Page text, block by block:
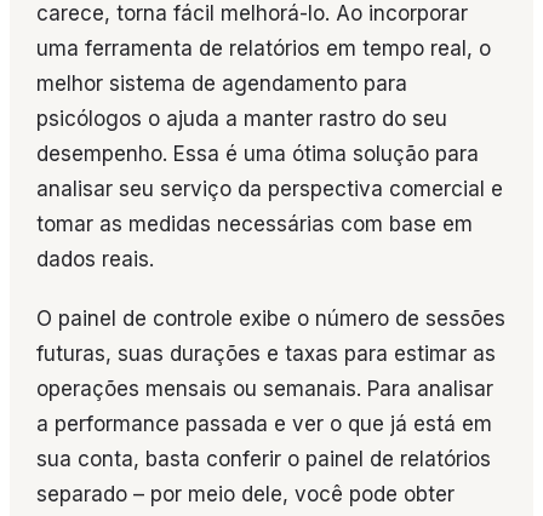
carece, torna fácil melhorá-lo. Ao incorporar
uma ferramenta de relatórios em tempo real, o
melhor sistema de agendamento para
psicólogos o ajuda a manter rastro do seu
desempenho. Essa é uma ótima solução para
analisar seu serviço da perspectiva comercial e
tomar as medidas necessárias com base em
dados reais.
O painel de controle exibe o número de sessões
futuras, suas durações e taxas para estimar as
operações mensais ou semanais. Para analisar
a performance passada e ver o que já está em
sua conta, basta conferir o painel de relatórios
separado – por meio dele, você pode obter